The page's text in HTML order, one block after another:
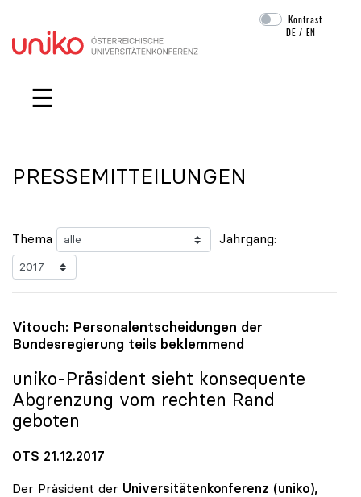
Navigation überspringen
Kontrast
DE /EN
☰
PRESSEMITTEILUNGEN
Thema Jahrgang:
Vitouch: Personalentscheidungen der
Bundesregierung teils beklemmend
uniko-Präsident sieht konsequente
Abgrenzung vom rechten Rand
geboten
OTS 21.12.2017
Der Präsident der Universitätenkonferenz (uniko),